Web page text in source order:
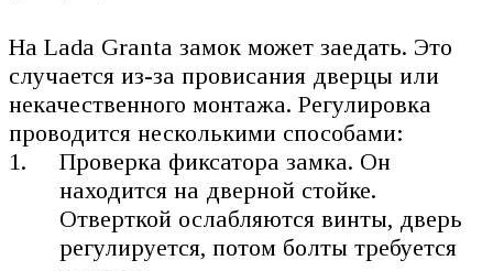
На Lada Granta замок может заедать. Это
случается из-за провисания дверцы или
некачественного монтажа. Регулировка
проводится несколькими способами:
Проверка фиксатора замка. Он
находится на дверной стойке.
Отверткой ослабляются винты, дверь
регулируется, потом болты требуется